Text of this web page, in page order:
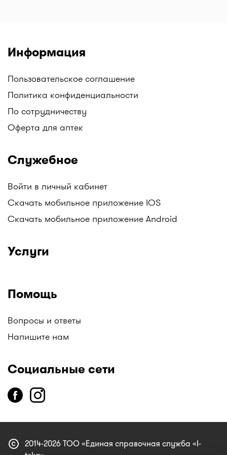
Информация
Пользовательское соглашение
Политика конфиденциальности
По сотрудничеству
Оферта для аптек
Служебное
Войти в личный кабинет
Скачать мобильное приложение IOS
Скачать мобильное приложение Android
Услуги
Помощь
Вопросы и ответы
Напишите нам
Социальные сети
copyright 2014-2026 ТОО «Единая справочная служба «I-